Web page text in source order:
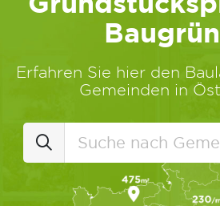
Erfahren Sie hier den
Gemeinden in